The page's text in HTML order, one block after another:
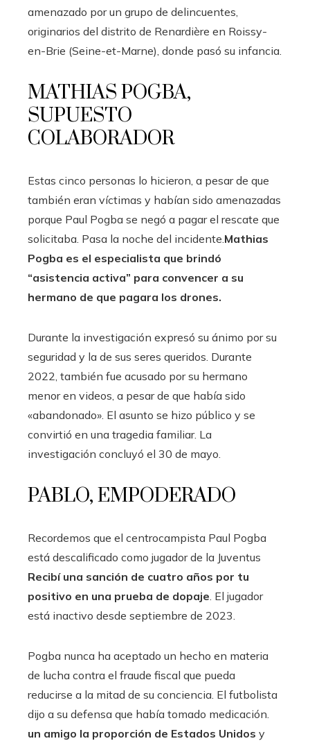
amenazado por un grupo de delincuentes,
originarios del distrito de Renardière en Roissy-
en-Brie (Seine-et-Marne), donde pasó su infancia.
MATHIAS POGBA,
SUPUESTO
COLABORADOR
Estas cinco personas lo hicieron, a pesar de que
también eran víctimas y habían sido amenazadas
porque Paul Pogba se negó a pagar el rescate que
solicitaba. Pasa la noche del incidente. Mathias
Pogba es el especialista que brindó
“asistencia activa” para convencer a su
hermano de que pagara los drones.
Durante la investigación expresó su ánimo por su
seguridad y la de sus seres queridos. Durante
2022, también fue acusado por su hermano
menor en videos, a pesar de que había sido
«abandonado». El asunto se hizo público y se
convirtió en una tragedia familiar. La
investigación concluyó el 30 de mayo.
PABLO, EMPODERADO
Recordemos que el centrocampista Paul Pogba
está descalificado como jugador de la Juventus
Recibí una sanción de cuatro años por tu
positivo en una prueba de dopaje . El jugador
está inactivo desde septiembre de 2023.
Pogba nunca ha aceptado un hecho en materia
de lucha contra el fraude fiscal que pueda
reducirse a la mitad de su conciencia. El futbolista
dijo a su defensa que había tomado medicación.
un amigo la proporción de Estados Unidos y